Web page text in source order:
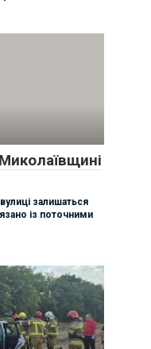
залишаться
із поточними